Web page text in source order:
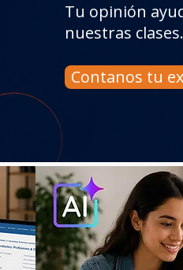
Tu opinión
nuestras clases.
Contanos tu